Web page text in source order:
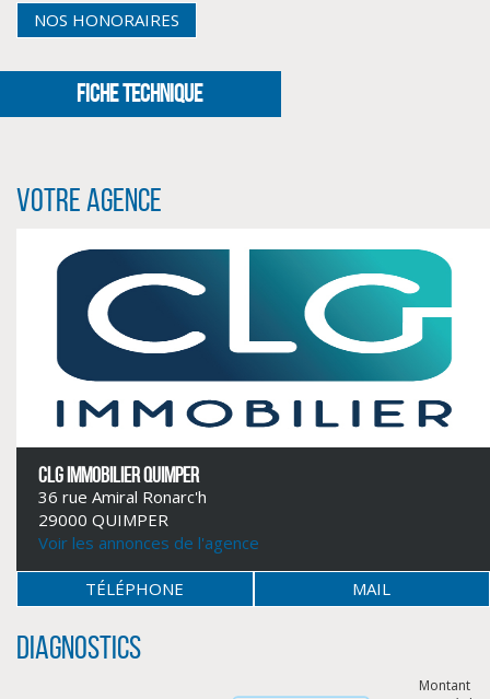
CLIQUER ICI POUR AGRANDIR
NOS HONORAIRES
FICHE TECHNIQUE
Votre agence
CLG IMMOBILIER QUIMPER
36 rue Amiral Ronarc'h
29000 QUIMPER
Voir les annonces de l'agence
TÉLÉPHONE MAIL
Diagnostics
Montant